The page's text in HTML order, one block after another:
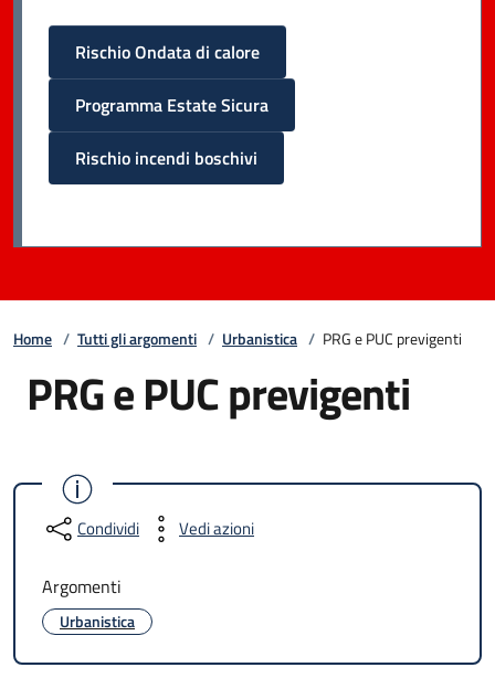
Rischio Ondata di calore
Programma Estate Sicura
Rischio incendi boschivi
Home / Tutti gli argomenti / Urbanistica / PRG e PUC previgenti
PRG e PUC previgenti
Condividi Vedi azioni
Argomenti
Urbanistica